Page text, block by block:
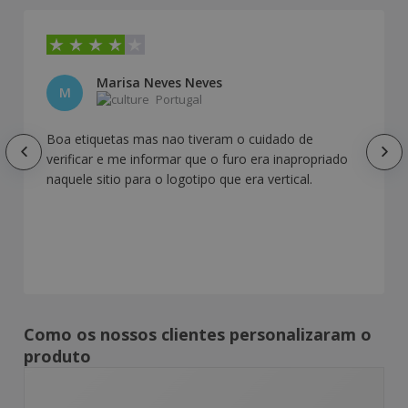
M
Marisa Neves Neves
Portugal
Boa etiquetas mas nao tiveram o cuidado de
verificar e me informar que o furo era inapropriado
naquele sitio para o logotipo que era vertical.
Como os nossos clientes personalizaram o
produto